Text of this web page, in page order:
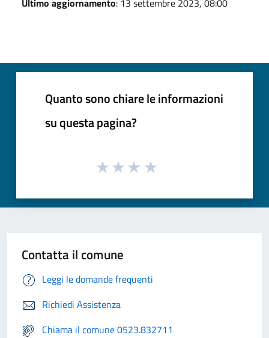
Quanto sono chiare le informazioni
su questa pagina?
Contatta il comune
Leggi le domande frequenti
Richiedi Assistenza
Chiama il comune 0523.832711